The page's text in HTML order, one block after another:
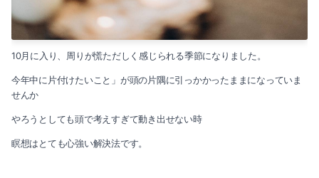
10月に入り、周りが慌ただしく感じられる季節になりました。
今年中に片付けたいこと」が頭の片隅に引っかかったままになっていま
せんか
やろうとしても頭で考えすぎて動き出せない時
瞑想はとても心強い解決法です。